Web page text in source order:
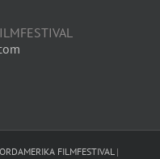
FILMFESTIVAL |